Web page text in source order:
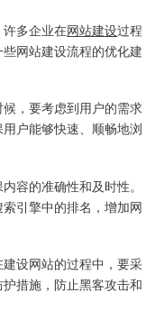
多企业在网站建设过程
网站建设流程的优化建
，要考虑到用户的需求
户能够快速、顺畅地浏
容的准确性和及时性。
引擎中的排名，增加网
设网站的过程中，要采
措施，防止黑客攻击和